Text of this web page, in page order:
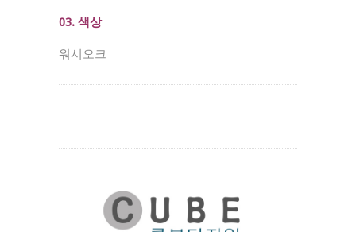
03. 색상
워시오크